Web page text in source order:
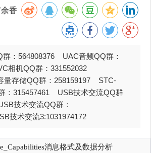
香
群：564808376 UAC音频QQ群：
相机QQ群：331552032
量存储QQ群：258159197 STC-
：315457461 USB技术交流QQ群
技术交流QQ群：
技术交流3:1031974172
消息格式及数据分析